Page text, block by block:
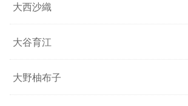
大西沙織
大谷育江
大野柚布子